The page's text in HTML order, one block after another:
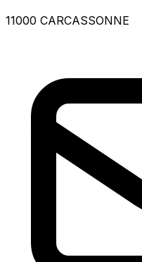
11000 CARCASSONNE